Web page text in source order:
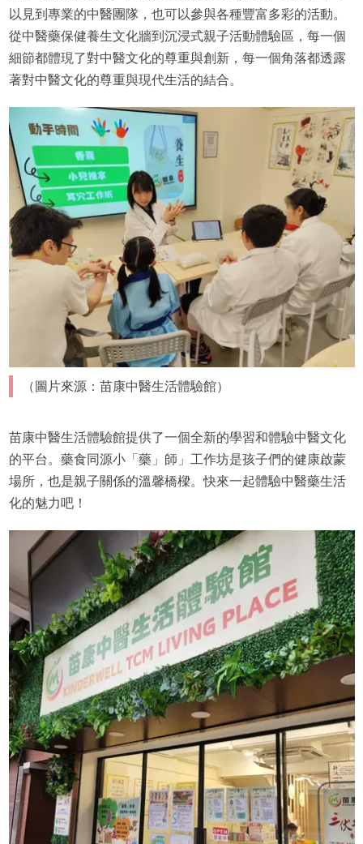
以見到專業的中醫團隊，也可以參與各種豐富多彩的活動。
從中醫藥保健養生文化牆到沉浸式親子活動體驗區，每一個
細節都體現了對中醫文化的尊重與創新，每一個角落都透露
著對中醫文化的尊重與現代生活的結合。
（圖片來源：苗康中醫生活體驗館）
苗康中醫生活體驗館提供了一個全新的學習和體驗中醫文化
的平台。藥食同源小「藥」師」工作坊是孩子們的健康啟蒙
場所，也是親子關係的溫馨橋樑。快來一起體驗中醫藥生活
化的魅力吧！